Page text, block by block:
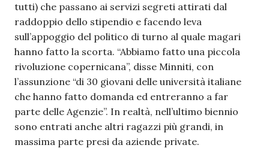
tutti) che passano ai servizi segreti attirati dal
raddoppio dello stipendio e facendo leva
sull’appoggio del politico di turno al quale magari
hanno fatto la scorta. “Abbiamo fatto una piccola
rivoluzione copernicana”, disse Minniti, con
l’assunzione “di 30 giovani delle università italiane
che hanno fatto domanda ed entreranno a far
parte delle Agenzie”. In realtà, nell’ultimo biennio
sono entrati anche altri ragazzi più grandi, in
massima parte presi da aziende private.